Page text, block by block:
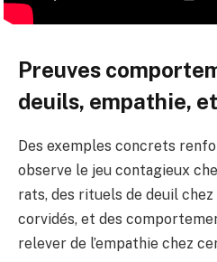
Preuves
deuils, empathie,
Des exemples concrets
observe le jeu contagieux
rats, des rituels de deuil
corvidés, et des
relever de l’empathie chez